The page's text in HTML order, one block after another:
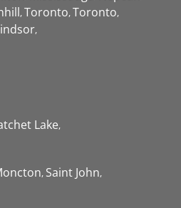
Toronto Toronto
Lake
Saint John